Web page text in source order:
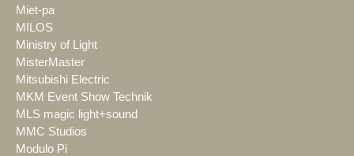
Miet-pa
MILOS
Ministry of Light
MisterMaster
Mitsubishi Electric
MKM Event Show Technik
MLS magic light+sound
MMC Studios
Modulo Pi